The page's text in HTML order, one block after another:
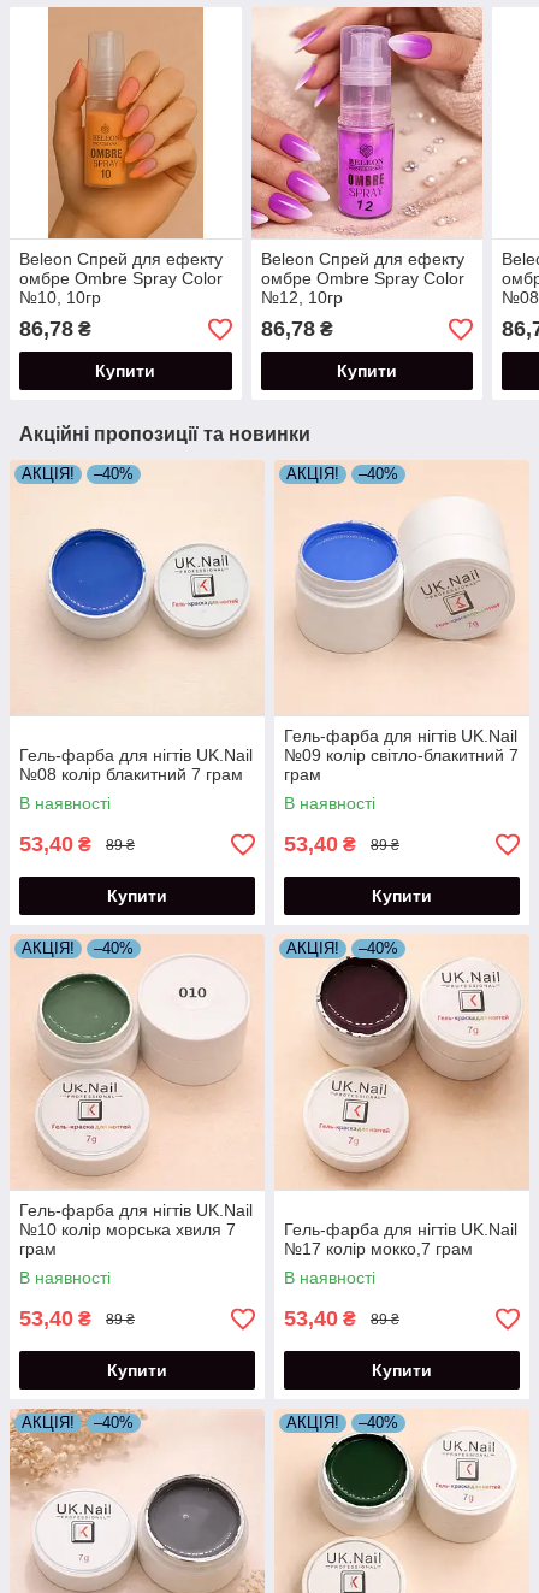
Beleon Спрей для ефекту
омбре Ombre Spray Color
№10, 10гр
86,78 ₴
Купити
Beleon Спрей для ефекту
омбре Ombre Spray Color
№12, 10гр
86,78₴
Купити
Акційні пропозиції та новинки
АКЦІЯ! –40%
Гель-фарба для нігтів UK.Nail
№08 колір блакитний 7 грам
В наявності
53,40 ₴ 89 ₴
Купити
АКЦІЯ! –40%
Гель-фарба для нігтів UK.Nail
№09 колір світло-блакитний 7
грам
В наявності
53,40 ₴ 89 ₴
Купити
АКЦІЯ! –40%
Гель-фарба для нігтів UK.Nail
№10 колір морська хвиля 7
грам
В наявності
53,40 ₴ 89 ₴
Купити
АКЦІЯ! –40%
Гель-фарба для нігтів UK.Nail
№17 колір мокко,7 грам
В наявності
53,40 ₴ 89 ₴
Купити
АКЦІЯ! –40% АКЦІЯ! –40%